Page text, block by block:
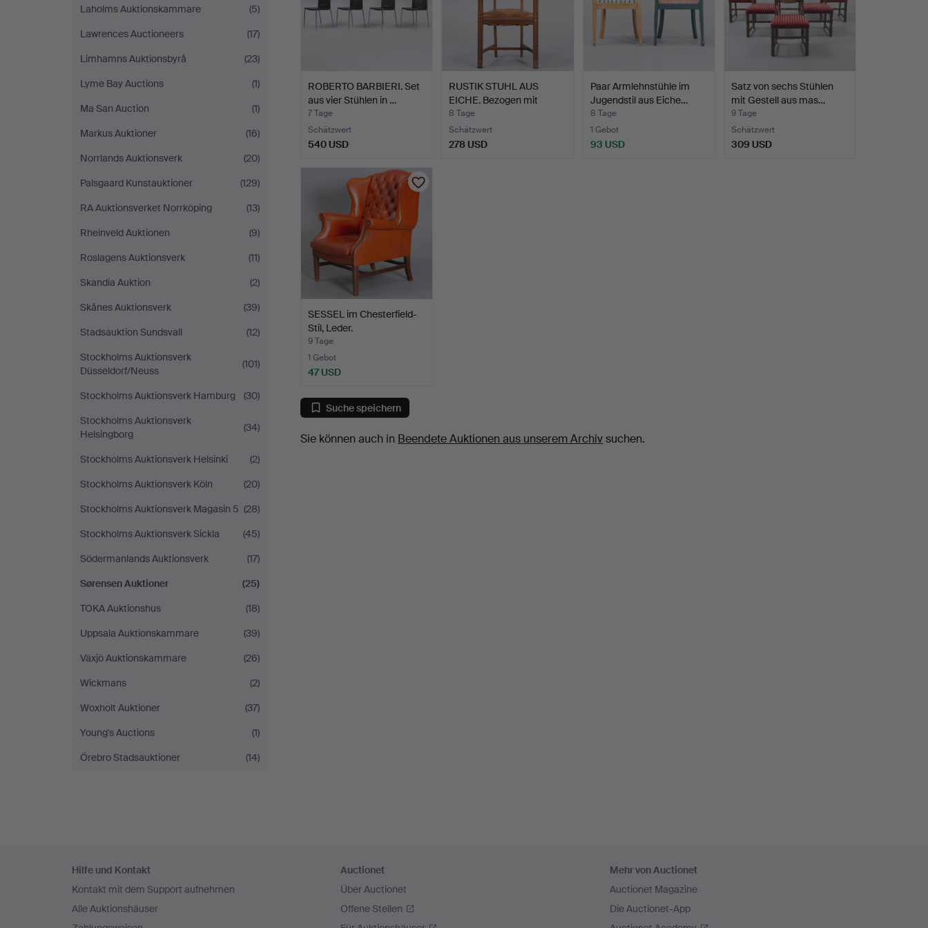
Laholms Auktionskammare
(5)
Lawrences Auctioneers
(17)
Limhamns Auktionsbyrå
(23)
Lyme Bay Auctions
(1)
Ma San Auction
(1)
Markus Auktioner
(16)
Norrlands Auktionsverk
(20)
Palsgaard Kunstauktioner
(129)
RA Auktionsverket Norrköping
(13)
Rheinveld Auktionen
(9)
Roslagens Auktionsverk
(11)
Skandia Auktion
(2)
Skånes Auktionsverk
(39)
Stadsauktion Sundsvall
(12)
Stockholms Auktionsverk
Düsseldorf/Neuss
(101)
Stockholms Auktionsverk Hamburg
(30)
Stockholms Auktionsverk
Helsingborg
(34)
Stockholms Auktionsverk Helsinki
(2)
Stockholms Auktionsverk Köln
(20)
Stockholms Auktionsverk Magasin 5 (28)
Stockholms Auktionsverk Sickla
(45)
Södermanlands Auktionsverk
(17)
Sørensen Auktioner
(25)
TOKA Auktionshus
(18)
Uppsala Auktionskammare
(39)
Växjö Auktionskammare
(26)
Wickmans
(2)
Woxholt Auktioner
(37)
Young's Auctions
(1)
Örebro Stadsauktioner
(14)
ROBERTO BARBIERI. Set
aus vier Stühlen in …
7 Tage
Schätzwert
540 USD
RUSTIK STUHL AUS
EICHE. Bezogen mit
patini…
8 Tage
Schätzwert
278 USD
Paar Armlehnstühle im
Jugendstil aus Eiche…
8 Tage
1 Gebot
93 USD
Satz von sechs Stühlen
mit Gestell aus mas…
9 Tage
Schätzwert
309 USD
SESSEL im Chesterfield-
Stil, Leder.
9 Tage
1 Gebot
47 USD
Suche speichern
Sie können auch in Beendete Auktionen aus unserem Archivsuchen.
Navigation
Hilfe und Kontakt
Kontakt mit dem Support aufnehmen
Alle Auktionshäuser
Auctionet
Über Auctionet
Offene Stellen
Mehr von Auctionet
Auctionet Magazine
Die Auctionet-App